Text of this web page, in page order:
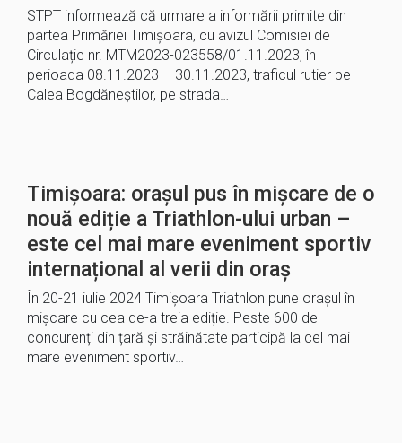
STPT informează că urmare a informării primite din
partea Primăriei Timișoara, cu avizul Comisiei de
Circulație nr. MTM2023-023558/01.11.2023, în
perioada 08.11.2023 – 30.11.2023, traficul rutier pe
Calea Bogdăneștilor, pe strada…
Timișoara: orașul pus în mișcare de o
nouă ediție a Triathlon-ului urban –
este cel mai mare eveniment sportiv
internațional al verii din oraș
În 20-21 iulie 2024 Timișoara Triathlon pune orașul în
mișcare cu cea de-a treia ediție. Peste 600 de
concurenți din țară și străinătate participă la cel mai
mare eveniment sportiv…